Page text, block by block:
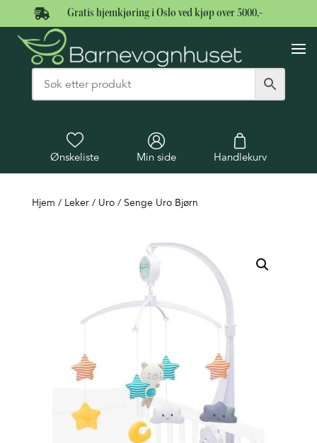
 Gratis hjemkjøring i Oslo ved kjøp over 5000,-
Ønskeliste Min side Handlekurv
Hjem / Leker/ Uro/ Senge Uro Bjørn